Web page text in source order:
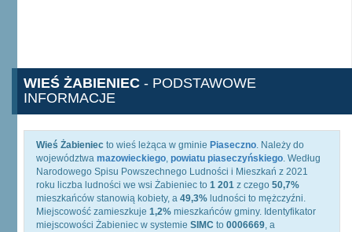
WIEŚ ŻABIENIEC - PODSTAWOWE
INFORMACJE
Wieś Żabieniec to wieś leżąca w gminie Piaseczno. Należy do
województwa mazowieckiego, powiatu piaseczyńskiego. Według
Narodowego Spisu Powszechnego Ludności i Mieszkań z 2021
roku liczba ludności we wsi Żabieniec to 1 201 z czego 50,7%
mieszkańców stanowią kobiety, a 49,3% ludności to mężczyźni.
Miejscowość zamieszkuje 1,2% mieszkańców gminy. Identyfikator
miejscowości Żabieniec w systemie SIMC to 0006669, a